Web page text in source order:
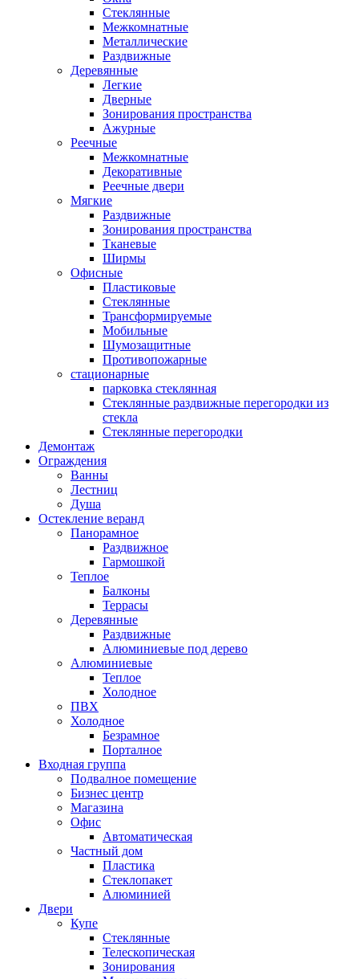
Стеклянные
Межкомнатные
Металлические
Раздвижные
Деревянные
Легкие
Дверные
Зонирования пространства
Ажурные
Реечные
Межкомнатные
Декоративные
Реечные двери
Мягкие
Раздвижные
Зонирования пространства
Тканевые
Ширмы
Офисные
Пластиковые
Стеклянные
Трансформируемые
Мобильные
Шумозащитные
Противопожарные
стационарные
парковка стеклянная
Стеклянные раздвижные перегородки из
стекла
Стеклянные перегородки
Демонтаж
Ограждения
Ванны
Лестниц
Душа
Остекление веранд
Панорамное
Раздвижное
Гармошкой
Теплое
Балконы
Террасы
Деревянные
Раздвижные
Алюминиевые под дерево
Алюминиевые
Теплое
Холодное
ПВХ
Холодное
Безрамное
Порталное
Входная группа
Подвалное помещение
Бизнес центр
Магазина
Офис
Автоматическая
Частный дом
Пластика
Стеклопакет
Алюминией
Двери
Купе
Стеклянные
Телескопическая
Зонирования